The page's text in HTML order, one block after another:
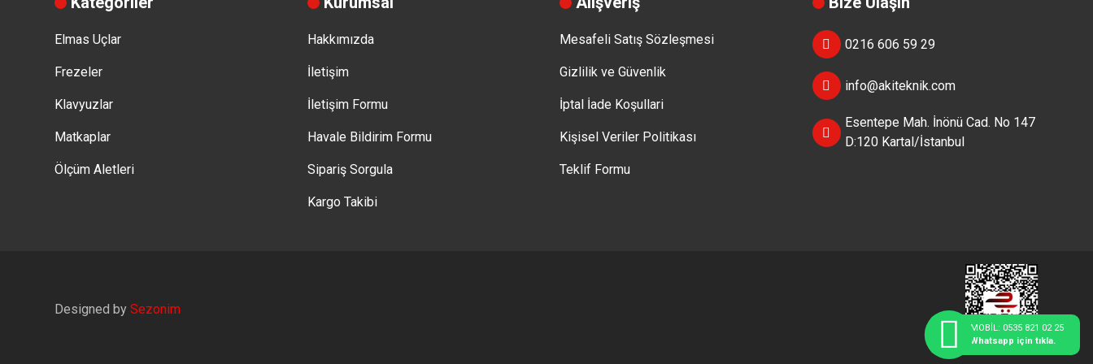
Elmas Uçlar
Frezeler
Klavyuzlar
Matkaplar
Ölçüm Aletleri
Hakkımızda
İletişim
İletişim Formu
Havale Bildirim Formu
Sipariş Sorgula
Kargo Takibi
Mesafeli Satış Sözleşmesi
Gizlilik ve Güvenlik
İptal İade Koşullari
Kişisel Veriler Politikası
Teklif Formu
0216 606 59 29
info@akiteknik.com
Esentepe Mah. İnönü Cad. No 147
D:120 Kartal/İstanbul
Designed by Sezonim
MOBİL: 0535 821 02 25
Whatsapp için tıkla.